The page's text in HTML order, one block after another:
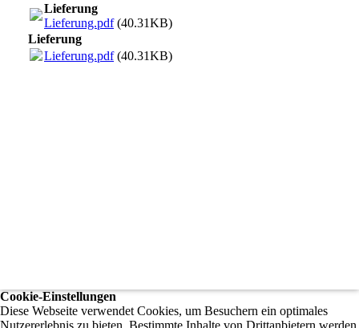
Lieferung
Lieferung.pdf(40.31KB)
Lieferung
Lieferung.pdf(40.31KB)
Cookie-Einstellungen
Diese Webseite verwendet Cookies, um Besuchern ein optimales
Nutzererlebnis zu bieten. Bestimmte Inhalte von Drittanbietern werden